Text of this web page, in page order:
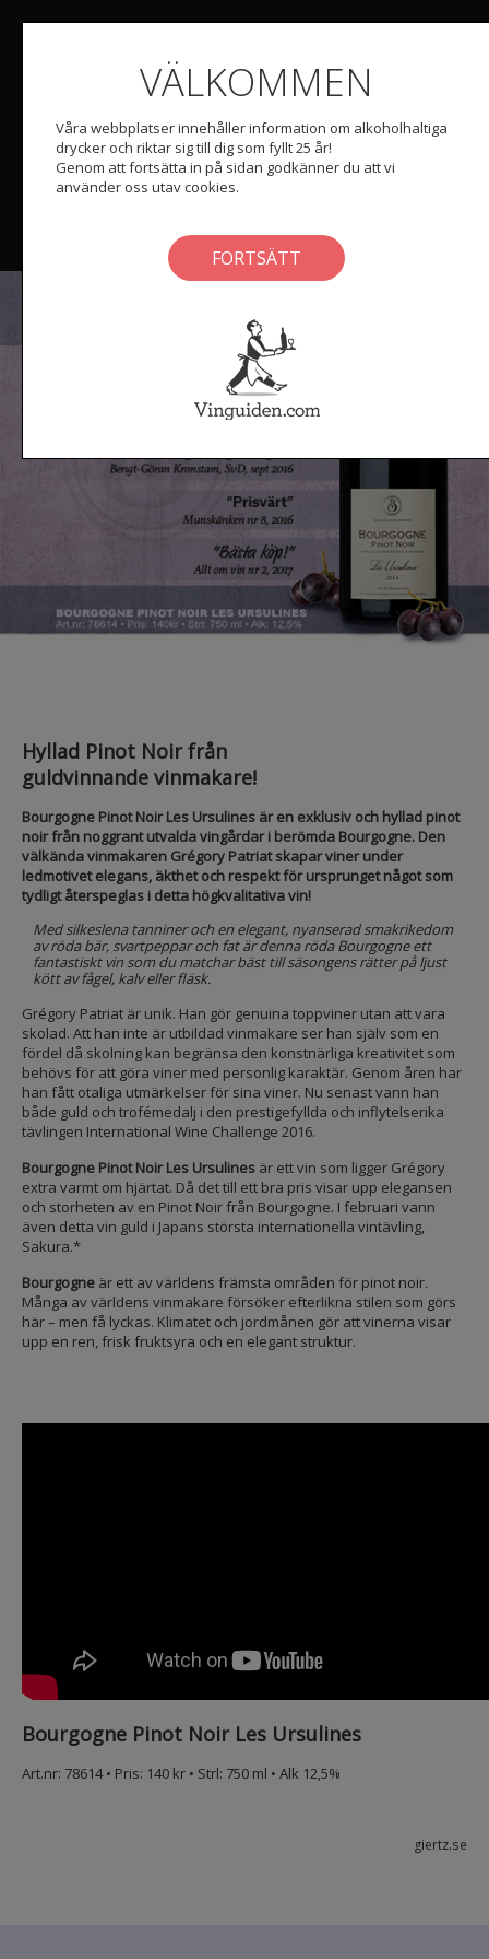
Hyllad Pinot Noir från
guldvinnande vinmakare!
Bourgogne Pinot Noir Les Ursulines är en exklusiv och hyllad pinot
noir från noggrant utvalda vingårdar i berömda Bourgogne. Den
välkända vinmakaren Grégory Patriat skapar viner under
ledmotivet elegans, äkthet och respekt för ursprunget något som
tydligt återspeglas i detta högkvalitativa vin!
Med silkeslena tanniner och en elegant, nyanserad smakrikedom
av röda bär, svartpeppar och fat är denna röda Bourgogne ett
fantastiskt vin som du matchar bäst till säsongens rätter på ljust
kött av fågel, kalv eller fläsk.
Grégory Patriat är unik. Han gör genuina toppviner utan att vara
skolad. Att han inte är utbildad vinmakare ser han själv som en
fördel då skolning kan begränsa den konstnärliga kreativitet som
behövs för att göra viner med personlig karaktär. Genom åren har
han fått otaliga utmärkelser för sina viner. Nu senast vann han
både guld och trofémedalj i den prestigefyllda och inflytelserika
tävlingen International Wine Challenge 2016.
Bourgogne Pinot Noir Les Ursulines är ett vin som ligger Grégory
extra varmt om hjärtat. Då det till ett bra pris visar upp elegansen
och storheten av en Pinot Noir från Bourgogne. I februari vann
även detta vin guld i Japans största internationella vintävling,
Sakura.*
Bourgogne är ett av världens främsta områden för pinot noir.
Många av världens vinmakare försöker efterlikna stilen som görs
här – men få lyckas. Klimatet och jordmånen gör att vinerna visar
upp en ren, frisk fruktsyra och en elegant struktur.
Bourgogne Pinot Noir Les Ursulines
Art.nr: 78614 • Pris: 140 kr • Strl: 750 ml • Alk 12,5%
giertz.se
VÄLKOMMEN
Våra webbplatser innehåller information om alkoholhaltiga
drycker och riktar sig till dig som fyllt 25 år!
Genom att fortsätta in på sidan godkänner du att vi
använder oss utav cookies.
FORTSÄTT